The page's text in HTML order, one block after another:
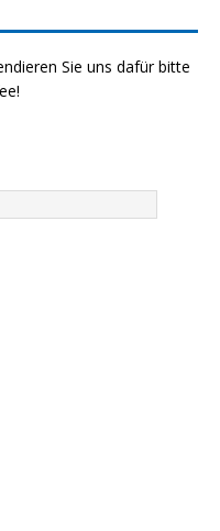
Sie uns dafür bitte